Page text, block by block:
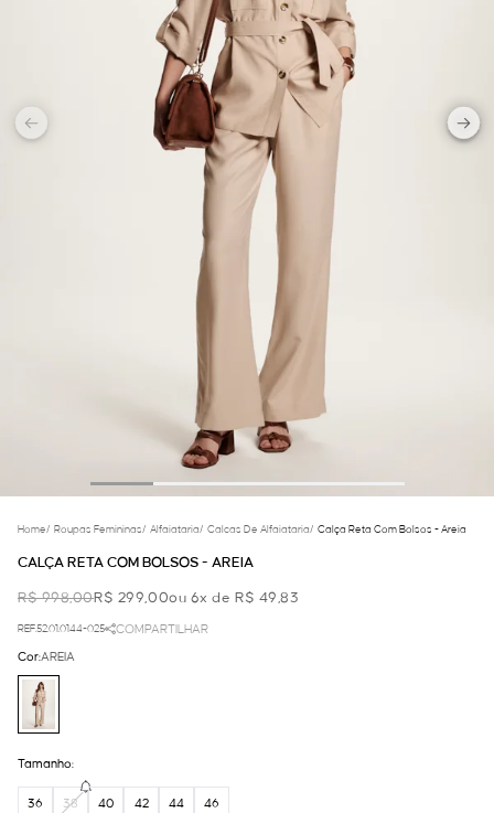
Home/ Roupas Femininas/ Alfaiataria/ Calcas De Alfaiataria/ Calça Reta Com Bolsos - Areia
CALÇA RETA COM BOLSOS - AREIA
R$ 998,00R$ 299,00ou 6x de R$ 49,83
REF.52.01.0144-025 COMPARTILHAR
Cor:AREIA
Tamanho:
36 38 40 42 44 46